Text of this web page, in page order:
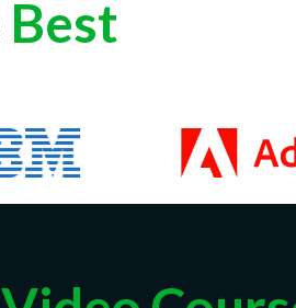
Best